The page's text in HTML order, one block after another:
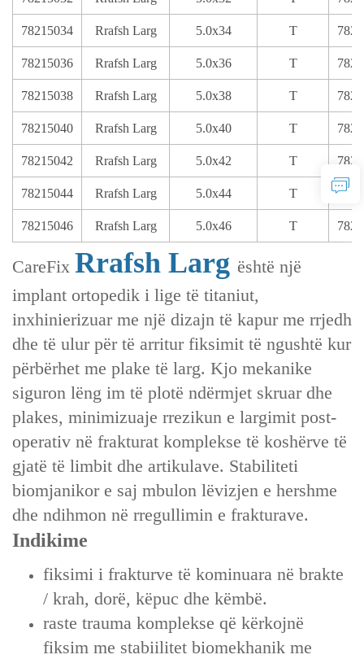
78215034 Rrafsh Larg 5.0x34 T
78215036 Rrafsh Larg 5.0x36 T
78215038 Rrafsh Larg 5.0x38 T
78215040 Rrafsh Larg 5.0x40 T
78215042 Rrafsh Larg 5.0x42 T
78215044 Rrafsh Larg 5.0x44 T
78215046 Rrafsh Larg 5.0x46 T
CareFix Rrafsh Larg është një
implant ortopedik i lige të titaniut,
inxhinierizuar me një dizajn të kapur me rrjedh
dhe të ulur për të arritur fiksimit të ngushtë kur
përbërhet me plake të larg. Kjo mekanike
siguron lëng im të plotë ndërmjet skruar dhe
plakes, minimizuaje rrezikun e largimit post-
operativ në frakturat komplekse të koshërve të
gjatë të limbit dhe artikulave. Stabiliteti
biomjanikor e saj mbulon lëvizjen e hershme
dhe ndihmon në rregullimin e frakturave.
Indikime
fiksimi i frakturve të kominuara në brakte
/ krah, dorë, këpuc dhe këmbë.
raste trauma komplekse që kërkojnë
fiksim me stabiilitet biomekhanik me